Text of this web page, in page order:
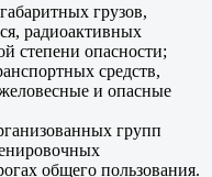
грузов,
радиоактивных
степени опасности;
средств,
и опасные
групп
общего пользования.